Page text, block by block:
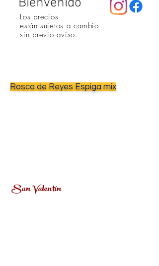
Los precios
están sujetos a cambio
sin previo aviso.
Rosca de Reyes Espiga mix
San Valentín